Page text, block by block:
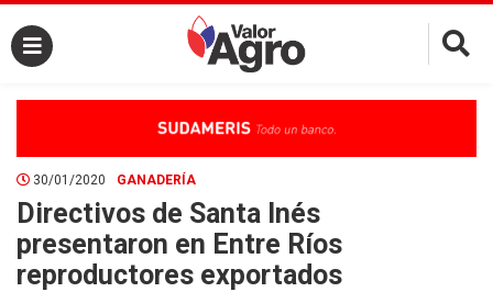
×
30/01/2020 GANADERÍA
Directivos de Santa Inés
presentaron en Entre Ríos
reproductores exportados